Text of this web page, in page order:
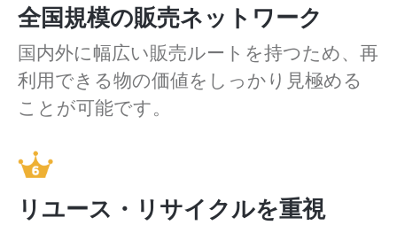
全国規模の販売ネットワーク
国内外に幅広い販売ルートを持つため、再
利用できる物の価値をしっかり見極める
ことが可能です。
リユース・リサイクルを重視